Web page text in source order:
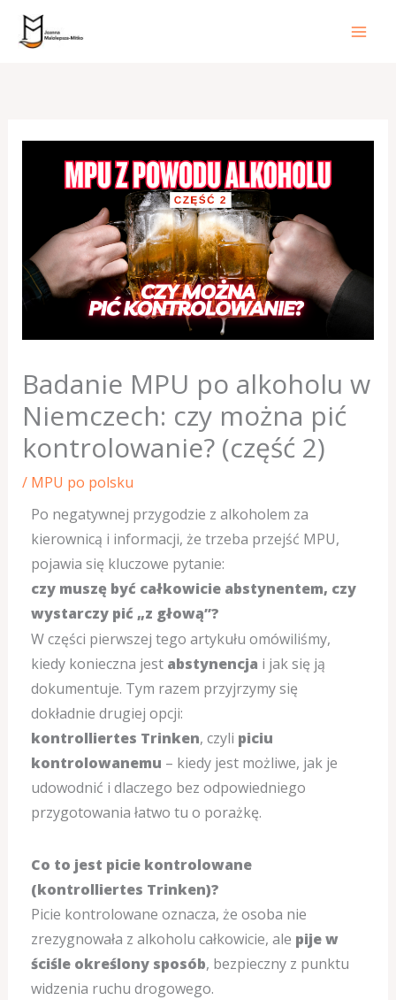
Przejdź
Badanie MPU po alkoholu w
Niemczech: czy można pić
kontrolowanie? (część 2)
/ MPU po polsku
Po negatywnej przygodzie z alkoholem za
kierownicą i informacji, że trzeba przejść MPU,
pojawia się kluczowe pytanie:
czy muszę być całkowicie abstynentem, czy
wystarczy pić „z głową”?
W części pierwszej tego artykułu omówiliśmy,
kiedy konieczna jest abstynencja i jak się ją
dokumentuje. Tym razem przyjrzymy się
dokładnie drugiej opcji:
kontrolliertes Trinken, czyli piciu
kontrolowanemu – kiedy jest możliwe, jak je
udowodnić i dlaczego bez odpowiedniego
przygotowania łatwo tu o porażkę.
Co to jest picie kontrolowane
(kontrolliertes Trinken)?
Picie kontrolowane oznacza, że osoba nie
zrezygnowała z alkoholu całkowicie, ale pije w
ściśle określony sposób, bezpieczny z punktu
widzenia ruchu drogowego.